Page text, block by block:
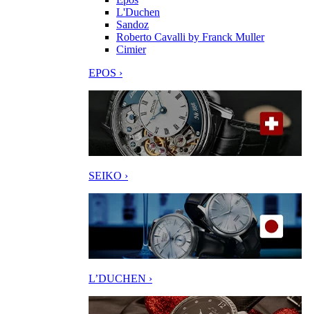
L'Duchen
Sandoz
Roberto Cavalli by Franck Muller
Cimier
EPOS ›
SEIKO ›
L’DUCHEN ›